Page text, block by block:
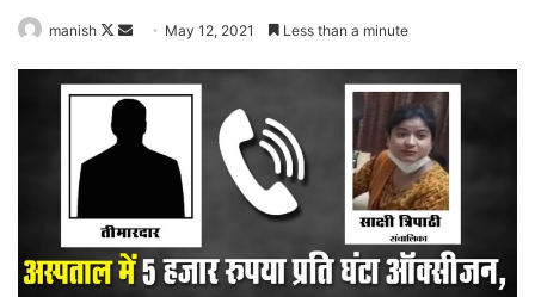
manish
Follow
X
Send
email
May 12, 2021 Less than a minute